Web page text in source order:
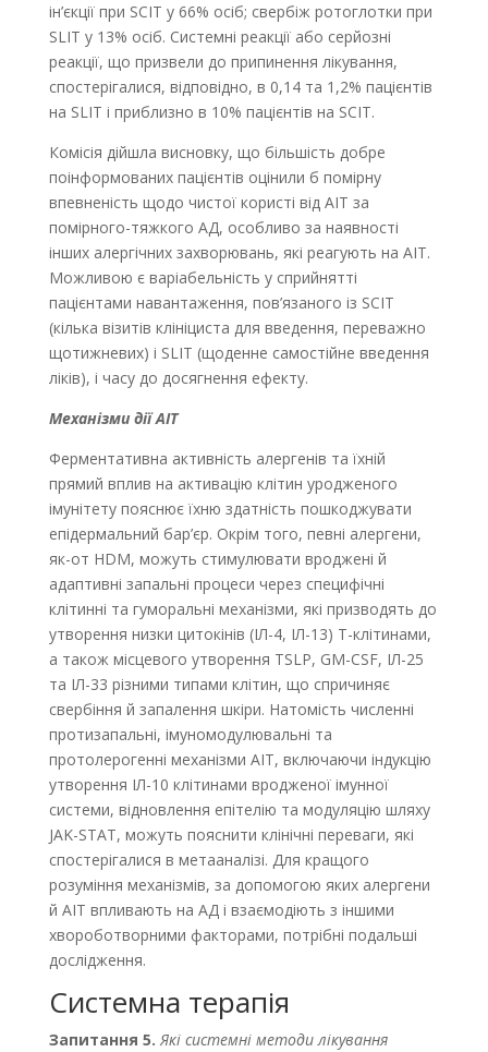
ін’єкції при SCIT у 66% осіб; свербіж ротоглотки при
SLIT у 13% осіб. Системні реакції або серйозні
реакції, що призвели до припинення лікування,
спостерігалися, відповідно, в 0,14 та 1,2% пацієнтів
на SLIT і приблизно в 10% пацієнтів на SCIT.
Комісія дійшла висновку, що більшість добре
поінформованих пацієнтів оцінили б помірну
впевненість щодо чистої користі від АІТ за
помірного-тяжкого АД, особливо за наявності
інших алергічних захворювань, які реагують на АІТ.
Можливою є варіабельність у сприйнятті
пацієнтами навантаження, пов’язаного із SCIT
(кілька візитів клініциста для введення, переважно
щотижневих) і SLIT (щоденне самостійне введення
ліків), і часу до досягнення ефекту.
Механізми дії АІТ
Ферментативна активність алергенів та їхній
прямий вплив на активацію клітин уродженого
імунітету пояснює їхню здатність пошкоджувати
епідермальний бар’єр. Окрім того, певні алергени,
як-от HDM, можуть стимулювати вроджені й
адаптивні запальні процеси через специфічні
клітинні та гуморальні механізми, які призводять до
утворення низки цитокінів (IЛ-4, IЛ-13) Т-клітинами,
а також місцевого утворення TSLP, GM-CSF, IЛ-25
та IЛ-33 різними типами клітин, що спричиняє
свербіння й запалення шкіри. Натомість численні
протизапальні, імуномодулювальні та
протолерогенні механізми AIT, включаючи індукцію
утворення ІЛ-10 клітинами вродженої імунної
системи, відновлення епітелію та модуляцію шляху
JAK-STAT, можуть пояснити клінічні переваги, які
спостерігалися в метааналізі. Для кращого
розуміння механізмів, за допомогою яких алергени
й АІТ впливають на AД і взаємодіють з іншими
хвороботворними факторами, потрібні подальші
дослідження.
Системна терапія
Запитання 5. Які системні методи лікування